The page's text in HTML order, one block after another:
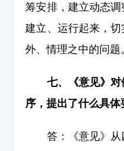
筹安排，建立动态
建立、运行起来，
外、情理之中的问题
七、《意见》对
序，提出了什么具体
答：《意见》从